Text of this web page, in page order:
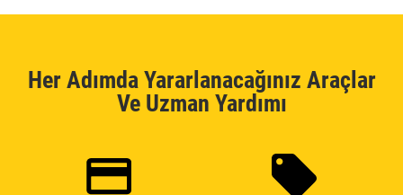
Her Adımda Yararlanacağınız Araçlar
Ve Uzman Yardımı